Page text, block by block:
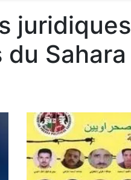
juridiques
Sahara